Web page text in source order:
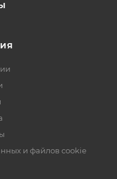
и файлов cookie